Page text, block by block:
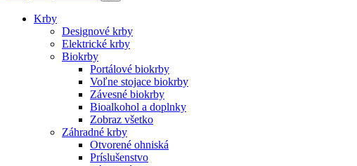
Krby
Designové krby
Elektrické krby
Biokrby
Portálové biokrby
Voľne stojace biokrby
Závesné biokrby
Bioalkohol a doplnky
Zobraz všetko
Záhradné krby
Otvorené ohniská
Príslušenstvo